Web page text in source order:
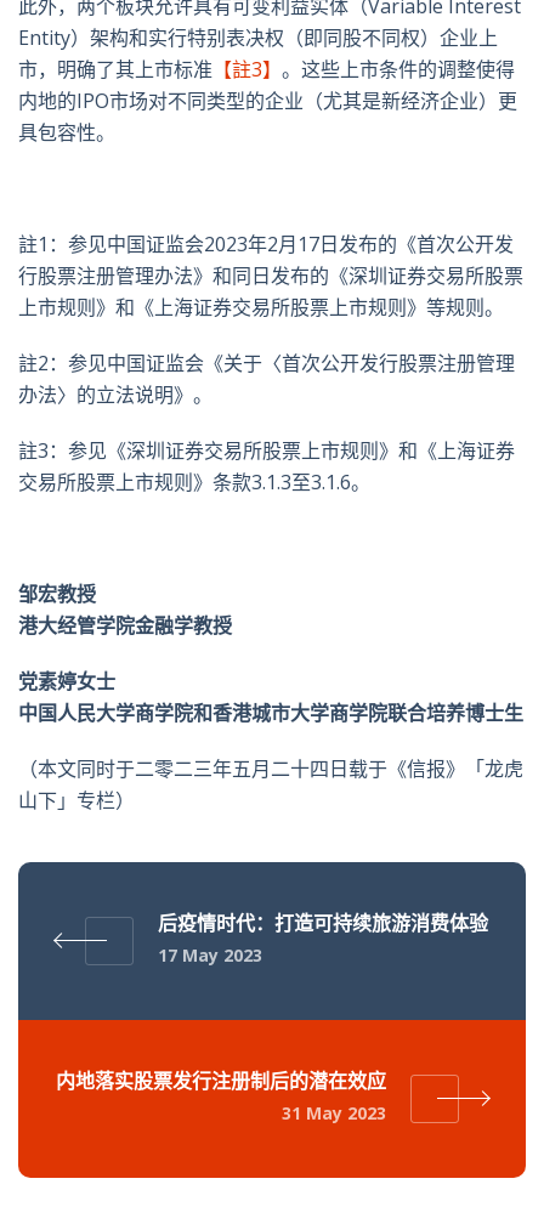
此外，两个板块允许具有可变利益实体（Variable Interest
Entity）架构和实行特别表决权（即同股不同权）企业上
市，明确了其上市标准 【註3】 。这些上市条件的调整使得
内地的IPO市场对不同类型的企业（尤其是新经济企业）更
具包容性。
註1：参见中国证监会2023年2月17日发布的《首次公开发
行股票注册管理办法》和同日发布的《深圳证券交易所股票
上市规则》和《上海证券交易所股票上市规则》等规则。
註2：参见中国证监会《关于〈首次公开发行股票注册管理
办法〉的立法说明》。
註3：参见《深圳证券交易所股票上市规则》和《上海证券
交易所股票上市规则》条款3.1.3至3.1.6。
邹宏教授
港大经管学院金融学教授
党素婷女士
中国人民大学商学院和香港城市大学商学院联合培养博士生
（本文同时于二零二三年五月二十四日载于《信报》「龙虎
山下」专栏）
后疫情时代：打造可持续旅游消费体验
17 May 2023
内地落实股票发行注册制后的潜在效应
31 May 2023